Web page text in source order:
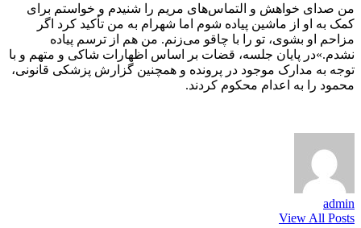
من صدای خواهش و التماس‌های مریم را ‌شنیدم و خواستم برای
کمک به او از ماشین پیاده شوم اما شهرام به من تأکید کرد اگر
مزاحم او بشوی، تو را با چاقو می‌زنم. من هم از ترسم پیاده
نشدم.»در پایان جلسه، قضات بر اساس اظهارات شاکی و متهم و با
توجه به مدارک‌ موجود در پرونده و همچنین گزارش پزشکی قانونی،
محمود را به اعدام محکوم کردند.
admin
View All Posts